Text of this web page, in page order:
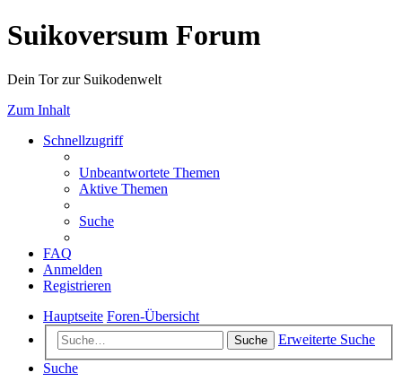
Suikoversum Forum
Dein Tor zur Suikodenwelt
Zum Inhalt
Schnellzugriff
Unbeantwortete Themen
Aktive Themen
Suche
FAQ
Anmelden
Registrieren
Hauptseite Foren-Übersicht
Suche
Erweiterte Suche
Suche